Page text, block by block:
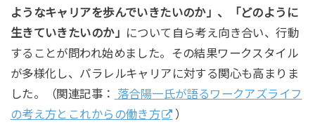
ようなキャリアを歩んでいきたいのか」、「どのように
生きていきたいのか」
について自ら考え向き合い、行動
することが問われ始めました。その結果ワークスタイル
が多様化し、パラレルキャリアに対する関心も高まりま
した。（関連記事：
落合陽一氏が語るワークアズライフ
の考え方とこれからの働き方
）